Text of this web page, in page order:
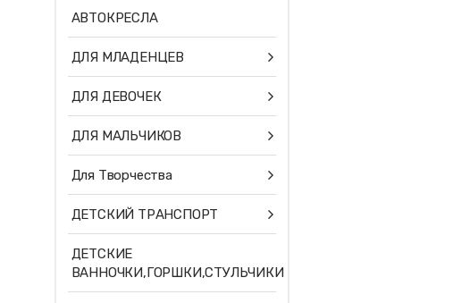
АВТОКРЕСЛА
ДЛЯ МЛАДЕНЦЕВ
ДЛЯ ДЕВОЧЕК
ДЛЯ МАЛЬЧИКОВ
Для Творчества
ДЕТСКИЙ ТРАНСПОРТ
ДЕТСКИЕ
ВАННОЧКИ,ГОРШКИ,СТУЛЬЧИКИ